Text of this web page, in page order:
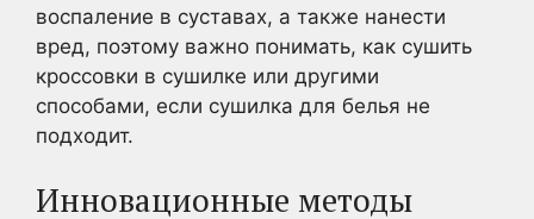
воспаление в суставах, а также нанести
вред, поэтому важно понимать, как сушить
кроссовки в сушилке или другими
способами, если сушилка для белья не
подходит.
Инновационные методы